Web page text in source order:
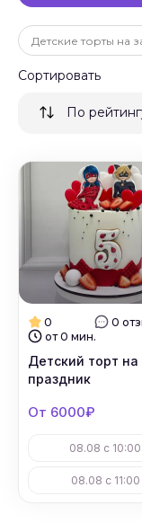
Детские торты на
Сортировать
По
0
0
от 0 мин.
Детский торт на
праздник
От 6000₽
08.08 с 10:00
08.08 с 11:00